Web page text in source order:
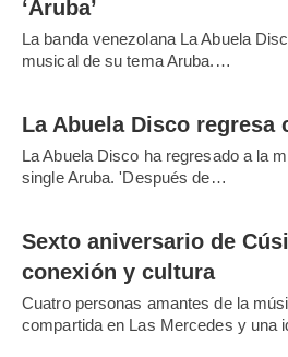
‘Aruba’
La banda venezolana La Abuela
musical de su tema Aruba.…
La Abuela Disco regresa
La Abuela Disco ha regresado a la
single Aruba. 'Después de…
Sexto aniversario de
conexión y cultura
Cuatro personas amantes de la
compartida en Las Mercedes y una